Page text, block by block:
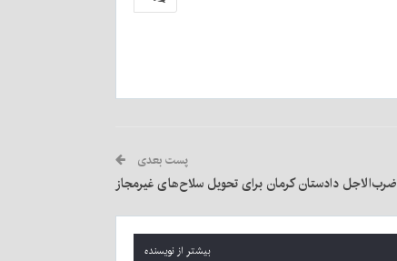
پست بعدی
ضرب‌الاجل دادستان کرمان برای تحویل سلاح‌های غیرمجاز
بیشتر از نویسنده